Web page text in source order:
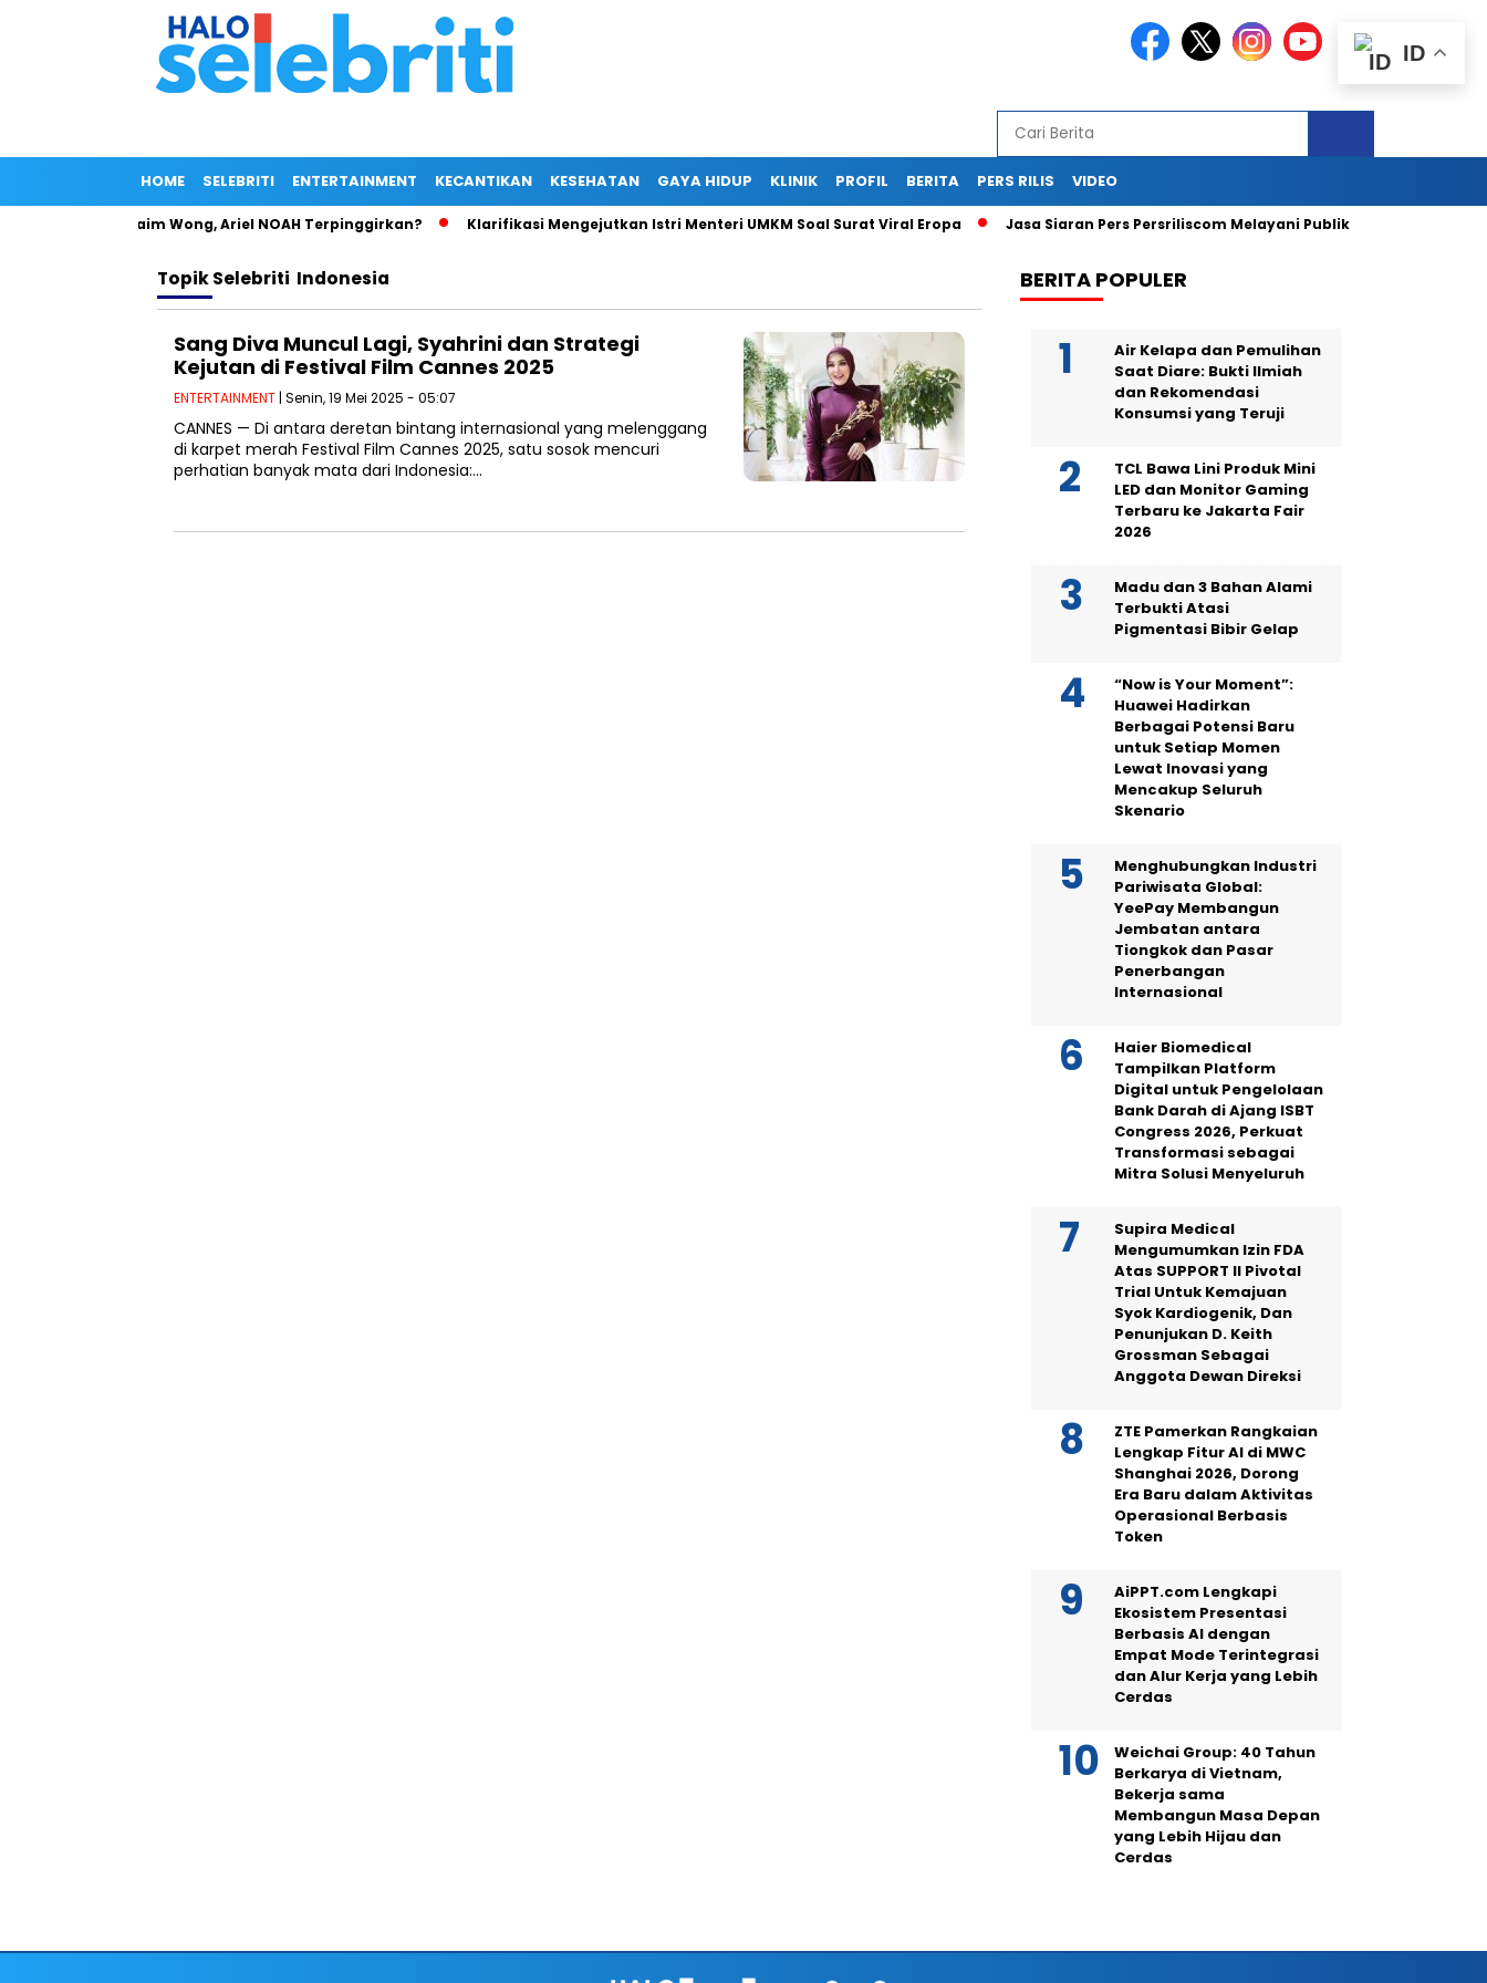
HOME SELEBRITI ENTERTAINMENT KECANTIKAN KESEHATAN GAYA HIDUP KLINIK PROFIL BERITA PERS RILIS VIDEO
di Bahu Baim Wong, Ariel NOAH Terpinggirkan? Klarifikasi Mengejutkan Istri Menteri UMKM Soal Surat Viral Eropa Jasa Siaran Pers Persriliscom Melayani Publikasi ke Lebih dari 150
TopikSelebriti Indonesia
Sang Diva Muncul Lagi, Syahrini dan Strategi
Kejutan di Festival Film Cannes 2025
ENTERTAINMENT | Senin, 19 Mei 2025 - 05:07
CANNES — Di antara deretan bintang internasional yang melenggang
di karpet merah Festival Film Cannes 2025, satu sosok mencuri
perhatian banyak mata dari Indonesia:…
BERITA POPULER
Air Kelapa dan Pemulihan
Saat Diare: Bukti Ilmiah
dan Rekomendasi
Konsumsi yang Teruji
TCL Bawa Lini Produk Mini
LED dan Monitor Gaming
Terbaru ke Jakarta Fair
2026
Madu dan 3 Bahan Alami
Terbukti Atasi
Pigmentasi Bibir Gelap
“Now is Your Moment”:
Huawei Hadirkan
Berbagai Potensi Baru
untuk Setiap Momen
Lewat Inovasi yang
Mencakup Seluruh
Skenario
Menghubungkan Industri
Pariwisata Global:
YeePay Membangun
Jembatan antara
Tiongkok dan Pasar
Penerbangan
Internasional
Haier Biomedical
Tampilkan Platform
Digital untuk Pengelolaan
Bank Darah di Ajang ISBT
Congress 2026, Perkuat
Transformasi sebagai
Mitra Solusi Menyeluruh
Supira Medical
Mengumumkan Izin FDA
Atas SUPPORT II Pivotal
Trial Untuk Kemajuan
Syok Kardiogenik, Dan
Penunjukan D. Keith
Grossman Sebagai
Anggota Dewan Direksi
ZTE Pamerkan Rangkaian
Lengkap Fitur AI di MWC
Shanghai 2026, Dorong
Era Baru dalam Aktivitas
Operasional Berbasis
Token
AiPPT.com Lengkapi
Ekosistem Presentasi
Berbasis AI dengan
Empat Mode Terintegrasi
dan Alur Kerja yang Lebih
Cerdas
Weichai Group: 40 Tahun
Berkarya di Vietnam,
Bekerja sama
Membangun Masa Depan
yang Lebih Hijau dan
Cerdas
ID